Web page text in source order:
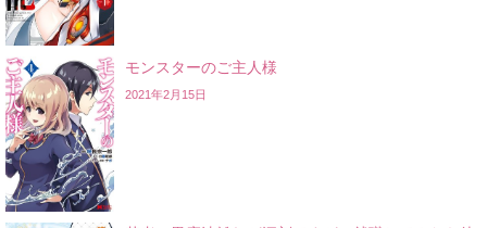
モンスターのご主人様
2021年2月15日